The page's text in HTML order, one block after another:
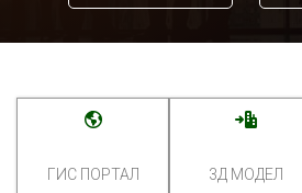
ГИС ПОРТАЛ 3Д МОДЕЛ